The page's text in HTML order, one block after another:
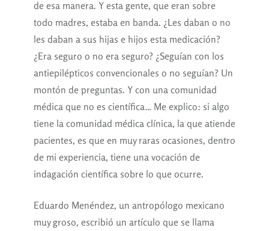
de esa manera. Y esta gente, que eran sobre
todo madres, estaba en banda. ¿Les daban o no
les daban a sus hijas e hijos esta medicación?
¿Era seguro o no era seguro? ¿Seguían con los
antiepilépticos convencionales o no seguían? Un
montón de preguntas. Y con una comunidad
médica que no es científica… Me explico: si algo
tiene la comunidad médica clínica, la que atiende
pacientes, es que en muy raras ocasiones, dentro
de mi experiencia, tiene una vocación de
indagación científica sobre lo que ocurre.
Eduardo Menéndez, un antropólogo mexicano
muy groso, escribió un artículo que se llama